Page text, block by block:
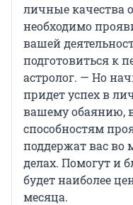
личные качества
необходимо
вашей
подготовиться к
астролог. — Но
придет успех в
вашему обаянию,
способностям
поддержат вас во
делах. Помогут и
будет наиболее
месяца.